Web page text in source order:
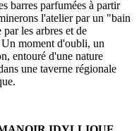
barres parfumées à partir
l'atelier par un "bain
les arbres et de
moment d'oubli, un
entouré d'une nature
une taverne régionale